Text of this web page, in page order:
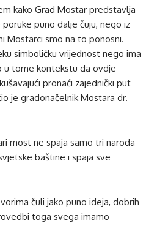
kako Grad Mostar predstavlja
puno dalje čuju, nego iz
Mostarci smo na to ponosni.
simboličku vrijednost nego ima
u tome kontekstu da ovdje
pronaći zajednički put
je gradonačelnik Mostara dr.
most ne spaja samo tri naroda
baštine i spaja sve
čuli jako puno ideja, dobrih
toga svega imamo